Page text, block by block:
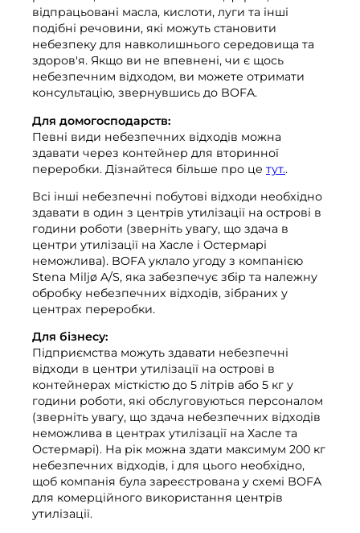
Компост
Знесення та реконструкція
Більше інформації
Години роботи
Тарифи на відходи (приватні)
Посилання на основні правила BRK
Посібник з AT
Правила поводження з відходами
Самообслуговування
Самообслуговування
Моє сміття.
Портал про відходи
Видалення календаря та багато іншого.
Зв'яжіться з нами
Відкриті вакансії
Компанія BOFA
відпрацьовані масла, кислоти, луги та інші
подібні речовини, які можуть становити
небезпеку для навколишнього середовища та
здоров'я. Якщо ви не впевнені, чи є щось
небезпечним відходом, ви можете отримати
консультацію, звернувшись до BOFA.
Для домогосподарств:
Певні види небезпечних відходів можна
здавати через контейнер для вторинної
переробки. Дізнайтеся більше про це тут..
Всі інші небезпечні побутові відходи необхідно
здавати в один з центрів утилізації на острові в
години роботи (зверніть увагу, що здача в
центри утилізації на Хасле і Остермарі
неможлива). BOFA уклало угоду з компанією
Stena Miljø A/S, яка забезпечує збір та належну
обробку небезпечних відходів, зібраних у
центрах переробки.
Для бізнесу:
Підприємства можуть здавати небезпечні
відходи в центри утилізації на острові в
контейнерах місткістю до 5 літрів або 5 кг у
години роботи, які обслуговуються персоналом
(зверніть увагу, що здача небезпечних відходів
неможлива в центрах утилізації на Хасле та
Остермарі). На рік можна здати максимум 200 кг
небезпечних відходів, і для цього необхідно,
щоб компанія була зареєстрована у схемі BOFA
для комерційного використання центрів
утилізації.